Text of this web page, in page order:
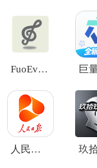
《曼曼纪念最新版
*有丰富的小表情，
更愉悦。
*能使用图文的形式
保存。
*带来了更便捷的生
*通过倒计时
的形
精彩观影时光，轻松告
FuoEvolve
人民日报视界客户端